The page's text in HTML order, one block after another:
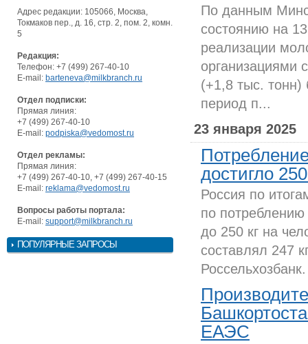
Адрес редакции: 105066, Москва,
Токмаков пер., д. 16, стр. 2, пом. 2, комн.
5
Редакция:
Телефон: +7 (499) 267-40-10
E-mail: barteneva@milkbranch.ru
Отдел подписки:
Прямая линия:
+7 (499) 267-40-10
E-mail: podpiska@vedomost.ru
Отдел рекламы:
Прямая линия:
+7 (499) 267-40-10, +7 (499) 267-40-15
E-mail: reklama@vedomost.ru
Вопросы работы портала:
E-mail: support@milkbranch.ru
ПОПУЛЯРНЫЕ ЗАПРОСЫ
По данным
состоянию на
реализации
организациями
(+1,8 тыс. тонн)
период п...
23 января 2025
достигло
Россия по
по
до 250 кг на
составлял 247
ЕАЭС